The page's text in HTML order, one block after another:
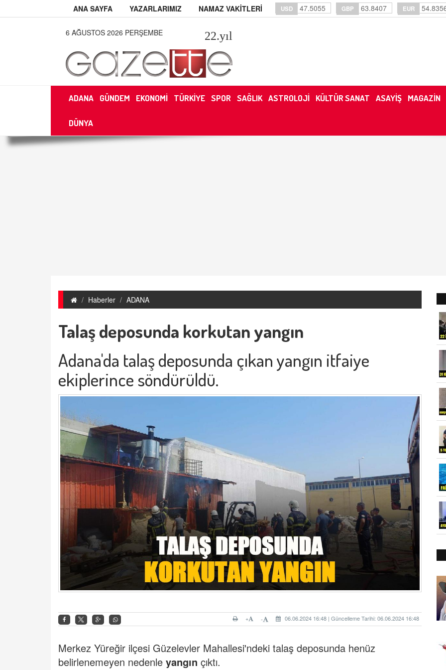
ANA SAYFA YAZARLARIMIZ NAMAZ VAKİTLERİ USD 47.5055 GBP 63.8407 EUR
6 AĞUSTOS 2026 PERŞEMBE 22.yıl
ADANA GÜNDEM EKONOMİ TÜRKİYE SPOR SAĞLIK ASTROLOJİ KÜLTÜR SANAT ASAYİŞ MAGAZİN
DÜNYA
Haberler ADANA
Talaş deposunda korkutan yangın
Adana'da talaş deposunda çıkan yangın itfaiye
ekiplerince söndürüldü.
06.06.2024 16:48 | Güncelleme Tarihi: 06.06.2024 16:48
-
+
Merkez Yüreğir ilçesi Güzelevler Mahallesi'ndeki talaş deposunda henüz
belirlenemeyen nedenle yangın çıktı.